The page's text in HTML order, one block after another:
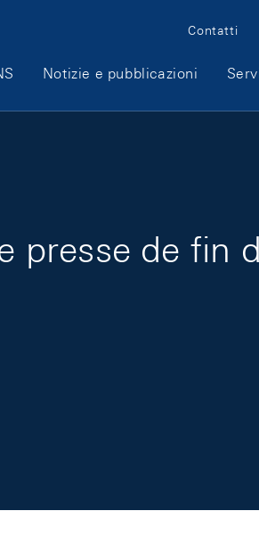
Meta
Contatti
Notizie e pubblicazioni
presse de fin